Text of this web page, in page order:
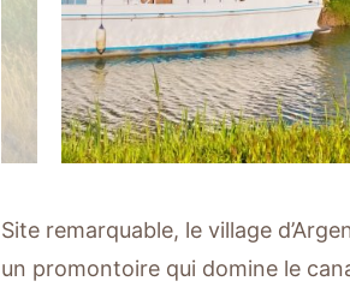
Site remarquable, le village
un promontoire qui domine le